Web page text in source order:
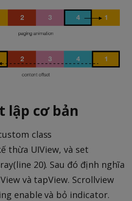
lập cơ bản
class
thừa UIView, và set
20). Sau đó định nghĩa
và tapView. Scrollview
enable và bỏ indicator.